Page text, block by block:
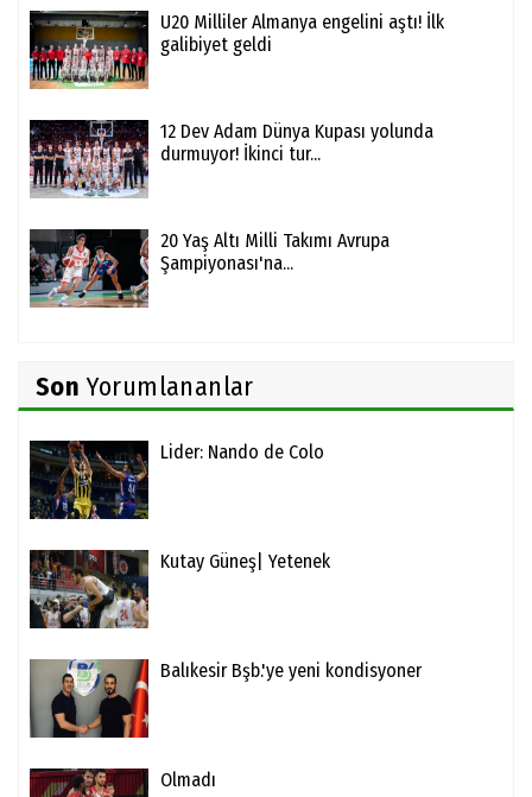
U20 Milliler Almanya engelini aştı! İlk
galibiyet geldi
12 Dev Adam Dünya Kupası yolunda
durmuyor! İkinci tur...
20 Yaş Altı Milli Takımı Avrupa
Şampiyonası'na...
Son Yorumlananlar
Lider: Nando de Colo
Kutay Güneş| Yetenek
Balıkesir Bşb.'ye yeni kondisyoner
Olmadı